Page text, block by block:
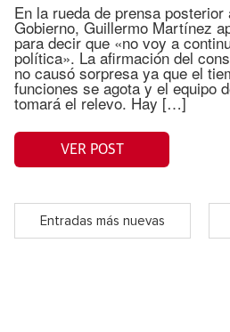
En la rueda de prensa posterior
Gobierno, Guillermo Martínez
para decir que «no voy a
política». La afirmación del
no causó sorpresa ya que el
funciones se agota y el equipo
tomará el relevo. Hay […]
VER POST
Entradas más nuevas